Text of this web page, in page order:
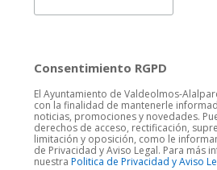
Consentimiento RGPD
El Ayuntamiento de Valdeolmos-
con la finalidad de mantenerle
noticias, promociones y novedades.
derechos de acceso, rectificación,
limitación y oposición, como le
de Privacidad y Aviso Legal. Para más
nuestra Politica de Privacidad y Aviso